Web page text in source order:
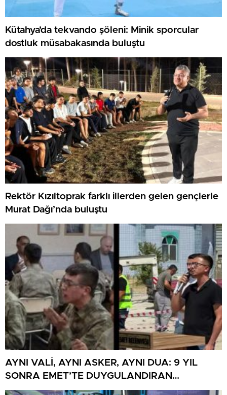
Kütahya’da tekvando şöleni: Minik sporcular
dostluk müsabakasında buluştu
Rektör Kızıltoprak farklı illerden gelen gençlerle
Murat Dağı’nda buluştu
AYNI VALİ, AYNI ASKER, AYNI DUA: 9 YIL
SONRA EMET’TE DUYGULANDIRAN
BULUŞMA